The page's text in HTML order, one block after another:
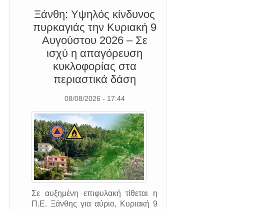
Ξάνθη: Υψηλός κίνδυνος
πυρκαγιάς την Κυριακή 9
Αυγούστου 2026 – Σε
ισχύ η απαγόρευση
κυκλοφορίας στα
περιαστικά δάση
08/08/2026 - 17:44
Σε αυξημένη επιφυλακή τίθεται η
Π.Ε. Ξάνθης για αύριο, Κυριακή 9